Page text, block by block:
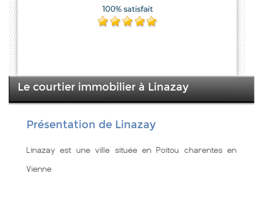
Le courtier immobilier à Linazay
Présentation de Linazay
Linazay est une ville située en Poitou charentes en
Vienne